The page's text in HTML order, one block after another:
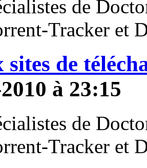
de
Tracker et
sites de
à 23:15
de
Tracker et